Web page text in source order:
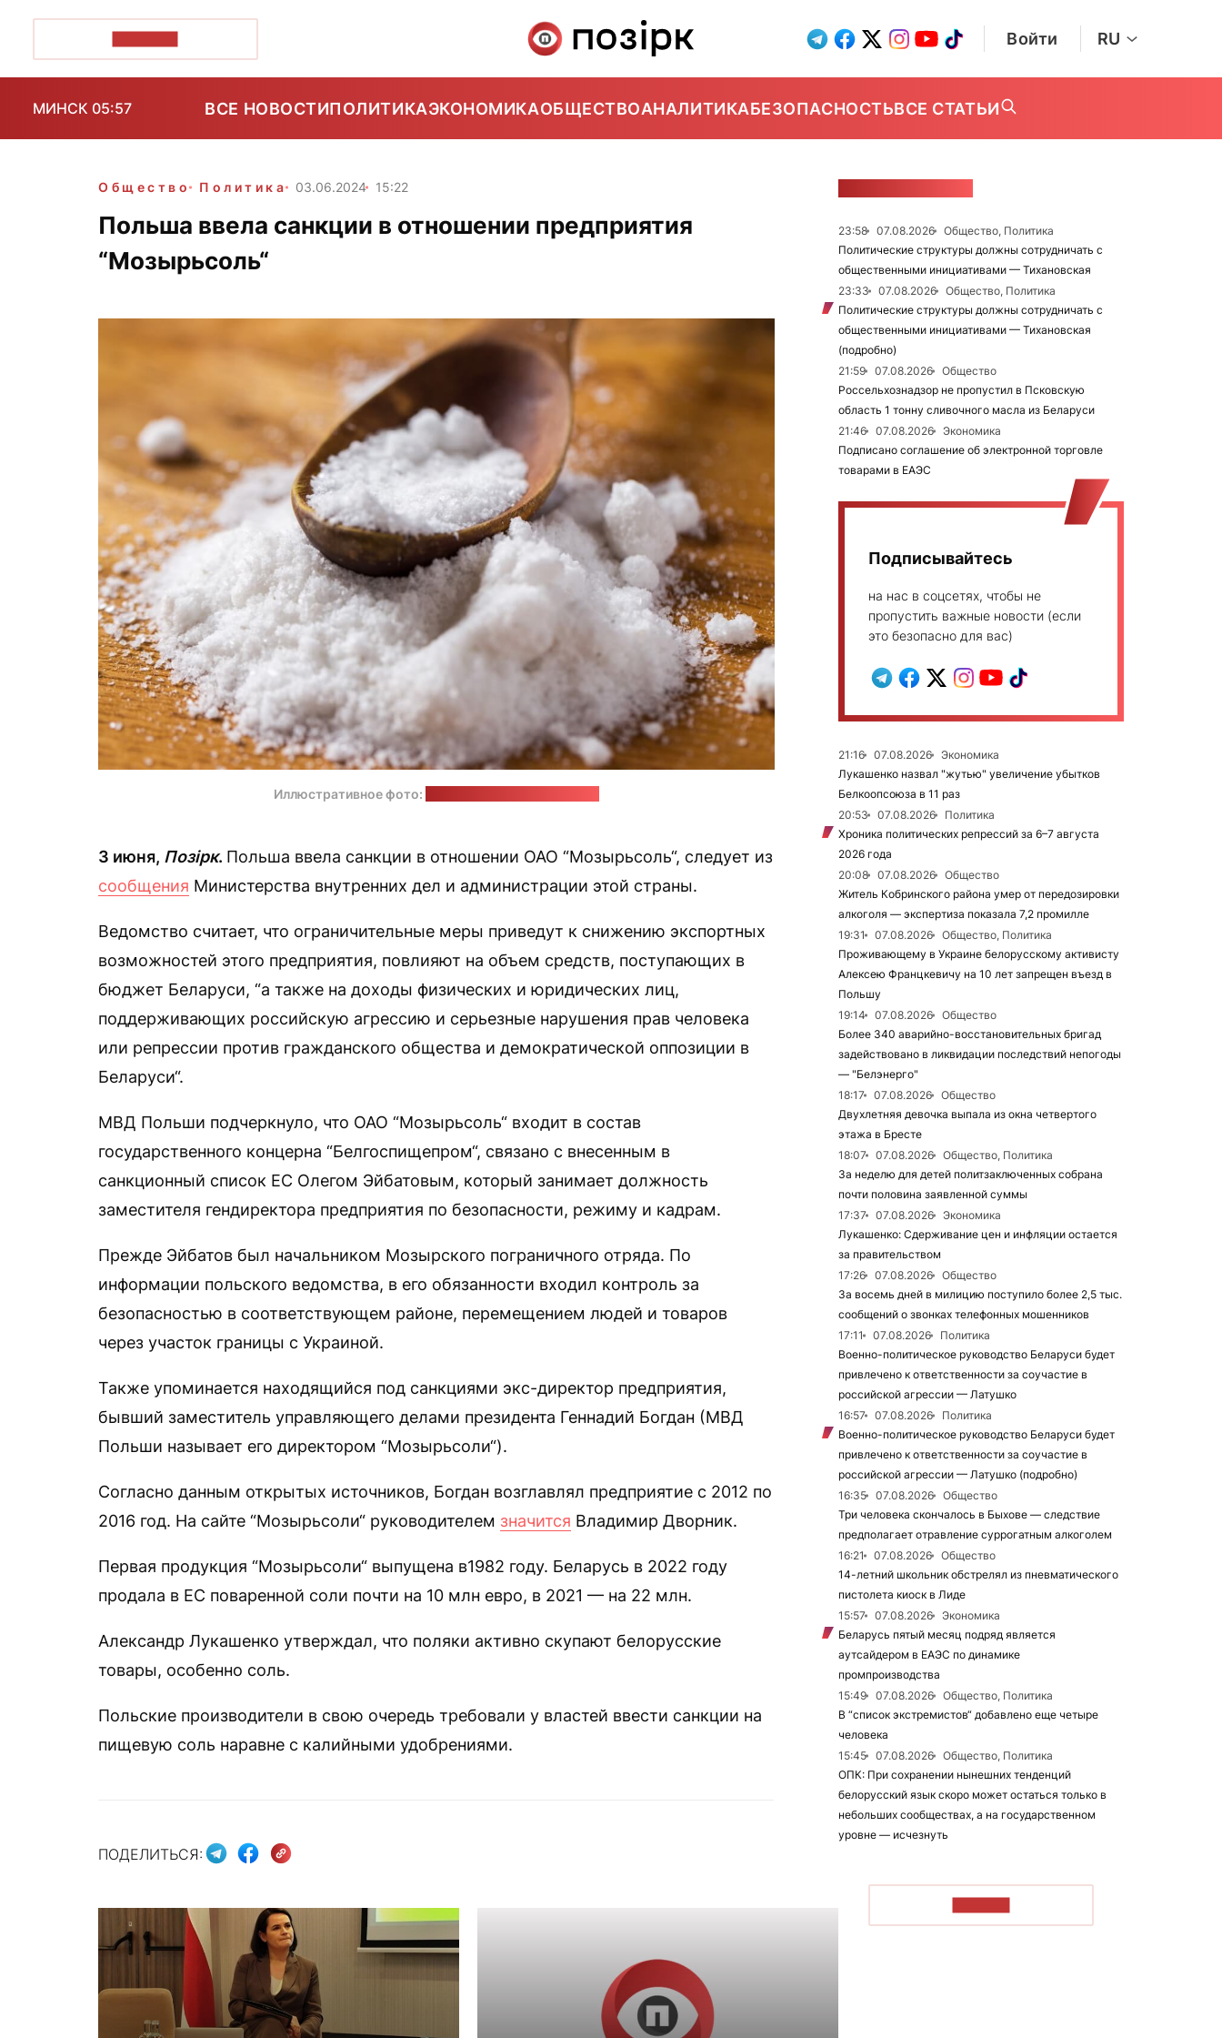
Войти RU
МИНСК 05:57 ВСЕ НОВОСТИПОЛИТИКАЭКОНОМИКАОБЩЕСТВОАНАЛИТИКАБЕЗОПАСНОСТЬВСЕ СТАТЬИ
Общество Политика 03.06.2024 15:22
Польша ввела санкции в отношении предприятия
“Мозырьсоль“
Иллюстративное фото:
3 июня, Позірк. Польша ввела санкции в отношении ОАО “Мозырьсоль“, следует из
сообщения Министерства внутренних дел и администрации этой страны.
Ведомство считает, что ограничительные меры приведут к снижению экспортных
возможностей этого предприятия, повлияют на объем средств, поступающих в
бюджет Беларуси, “а также на доходы физических и юридических лиц,
поддерживающих российскую агрессию и серьезные нарушения прав человека
или репрессии против гражданского общества и демократической оппозиции в
Беларуси“.
МВД Польши подчеркнуло, что ОАО “Мозырьсоль“ входит в состав
государственного концерна “Белгоспищепром“, связано с внесенным в
санкционный список ЕС Олегом Эйбатовым, который занимает должность
заместителя гендиректора предприятия по безопасности, режиму и кадрам.
Прежде Эйбатов был начальником Мозырского пограничного отряда. По
информации польского ведомства, в его обязанности входил контроль за
безопасностью в соответствующем районе, перемещением людей и товаров
через участок границы с Украиной.
Также упоминается находящийся под санкциями экс-директор предприятия,
бывший заместитель управляющего делами президента Геннадий Богдан (МВД
Польши называет его директором “Мозырьсоли“).
Согласно данным открытых источников, Богдан возглавлял предприятие с 2012 по
2016 год. На сайте “Мозырьсоли“ руководителем значится Владимир Дворник.
Первая продукция “Мозырьсоли“ выпущена в1982 году. Беларусь в 2022 году
продала в ЕС поваренной соли почти на 10 млн евро, в 2021 — на 22 млн.
Александр Лукашенко утверждал, что поляки активно скупают белорусские
товары, особенно соль.
Польские производители в свою очередь требовали у властей ввести санкции на
пищевую соль наравне с калийными удобрениями.
ПОДЕЛИТЬСЯ:
23:58 07.08.2026
Общество, Политика
Политические структуры должны сотрудничать с
общественными инициативами — Тихановская
23:33
07.08.2026
Общество, Политика
Политические структуры должны сотрудничать с
общественными инициативами — Тихановская
(подробно)
21:59
07.08.2026
Общество
Россельхознадзор не пропустил в Псковскую
область 1 тонну сливочного масла из Беларуси
21:46
07.08.2026
Экономика
Подписано соглашение об электронной торговле
товарами в ЕАЭС
Подписывайтесь
на нас в соцсетях, чтобы не
пропустить важные новости (если
это безопасно для вас)
21:16 07.08.2026
Экономика
Лукашенко назвал "жутью" увеличение убытков
Белкоопсоюза в 11 раз
20:53
07.08.2026
Политика
Хроника политических репрессий за 6–7 августа
2026 года
20:08
07.08.2026
Общество
Житель Кобринского района умер от передозировки
алкоголя — экспертиза показала 7,2 промилле
19:31
07.08.2026
Общество, Политика
Проживающему в Украине белорусскому активисту
Алексею Францкевичу на 10 лет запрещен въезд в
Польшу
19:14
07.08.2026
Общество
Более 340 аварийно-восстановительных бригад
задействовано в ликвидации последствий непогоды
— "Белэнерго"
18:17
07.08.2026
Общество
Двухлетняя девочка выпала из окна четвертого
этажа в Бресте
18:07
07.08.2026
Общество, Политика
За неделю для детей политзаключенных собрана
почти половина заявленной суммы
17:37
07.08.2026
Экономика
Лукашенко: Сдерживание цен и инфляции остается
за правительством
17:26
07.08.2026
Общество
За восемь дней в милицию поступило более 2,5 тыс.
сообщений о звонках телефонных мошенников
17:11
07.08.2026
Политика
Военно-политическое руководство Беларуси будет
привлечено к ответственности за соучастие в
российской агрессии — Латушко
16:57
07.08.2026
Политика
Военно-политическое руководство Беларуси будет
привлечено к ответственности за соучастие в
российской агрессии — Латушко (подробно)
16:35
07.08.2026
Общество
Три человека скончалось в Быхове — следствие
предполагает отравление суррогатным алкоголем
16:21
07.08.2026
Общество
14-летний школьник обстрелял из пневматического
пистолета киоск в Лиде
15:57
07.08.2026
Экономика
Беларусь пятый месяц подряд является
аутсайдером в ЕАЭС по динамике
промпроизводства
15:49
07.08.2026
Общество, Политика
В “список экстремистов“ добавлено еще четыре
человека
15:45
07.08.2026
Общество, Политика
ОПК: При сохранении нынешних тенденций
белорусский язык скоро может остаться только в
небольших сообществах, а на государственном
уровне — исчезнуть